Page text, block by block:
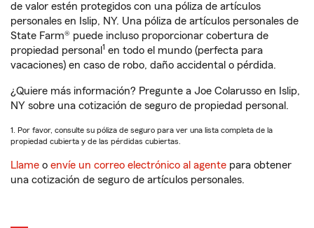
de valor estén protegidos con una póliza de artículos
personales en Islip, NY. Una póliza de artículos personales de
State Farm® puede incluso proporcionar cobertura de
propiedad personal 1 en todo el mundo (perfecta para
vacaciones) en caso de robo, daño accidental o pérdida.
¿Quiere más información? Pregunte a Joe Colarusso en Islip,
NY sobre una cotización de seguro de propiedad personal.
1. Por favor, consulte su póliza de seguro para ver una lista completa de la
propiedad cubierta y de las pérdidas cubiertas.
Llame o envíe un correo electrónico al agente para obtener
una cotización de seguro de artículos personales.